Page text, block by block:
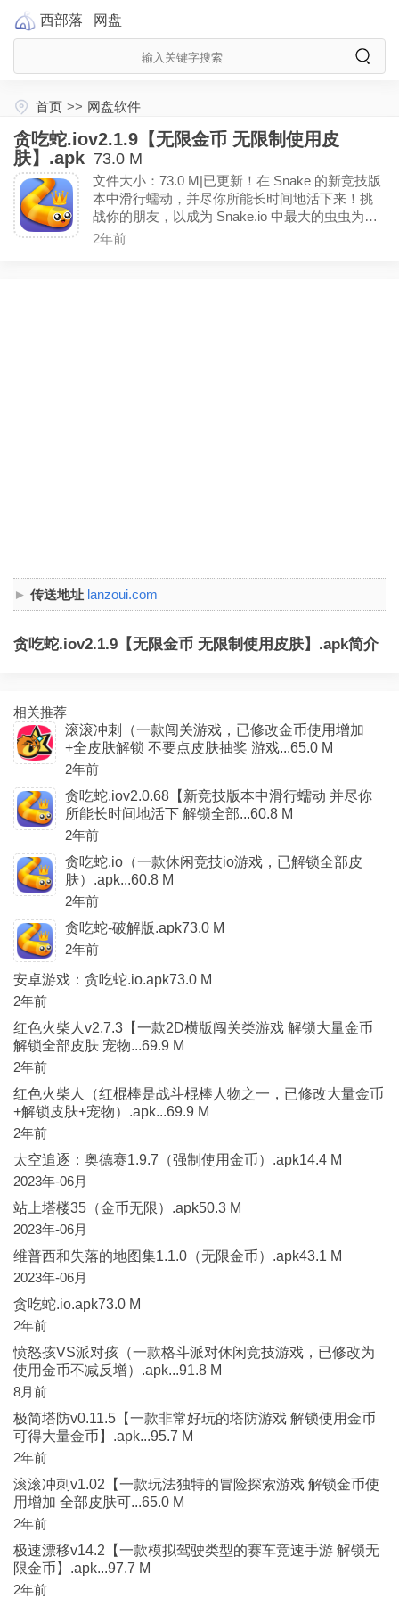
西部落 网盘
首页 >> 网盘软件
贪吃蛇.iov2.1.9【无限金币 无限制使用皮
肤】.apk 73.0 M
文件大小：73.0 M|已更新！在 Snake 的新竞技版
本中滑行蠕动，并尽你所能长时间地活下来！挑
战你的朋友，以成为 Snake.io 中最大的虫虫为目
标！无限金币，无限制使用皮肤！
2年前
传送地址 lanzoui.com
贪吃蛇.iov2.1.9【无限金币 无限制使用皮肤】.apk简介
相关推荐
滚滚冲刺（一款闯关游戏，已修改金币使用增加
+全皮肤解锁 不要点皮肤抽奖 游戏...65.0 M
2年前
贪吃蛇.iov2.0.68【新竞技版本中滑行蠕动 并尽你
所能长时间地活下 解锁全部...60.8 M
2年前
贪吃蛇.io（一款休闲竞技io游戏，已解锁全部皮
肤）.apk...60.8 M
2年前
贪吃蛇-破解版.apk73.0 M
2年前
安卓游戏：贪吃蛇.io.apk73.0 M
2年前
红色火柴人v2.7.3【一款2D横版闯关类游戏 解锁大量金币
解锁全部皮肤 宠物...69.9 M
2年前
红色火柴人（红棍棒是战斗棍棒人物之一，已修改大量金币
+解锁皮肤+宠物）.apk...69.9 M
2年前
太空追逐：奥德赛1.9.7（强制使用金币）.apk14.4 M
2023年-06月
站上塔楼35（金币无限）.apk50.3 M
2023年-06月
维普西和失落的地图集1.1.0（无限金币）.apk43.1 M
2023年-06月
贪吃蛇.io.apk73.0 M
2年前
愤怒孩VS派对孩（一款格斗派对休闲竞技游戏，已修改为
使用金币不减反增）.apk...91.8 M
8月前
极简塔防v0.11.5【一款非常好玩的塔防游戏 解锁使用金币
可得大量金币】.apk...95.7 M
2年前
滚滚冲刺v1.02【一款玩法独特的冒险探索游戏 解锁金币使
用增加 全部皮肤可...65.0 M
2年前
极速漂移v14.2【一款模拟驾驶类型的赛车竞速手游 解锁无
限金币】.apk...97.7 M
2年前